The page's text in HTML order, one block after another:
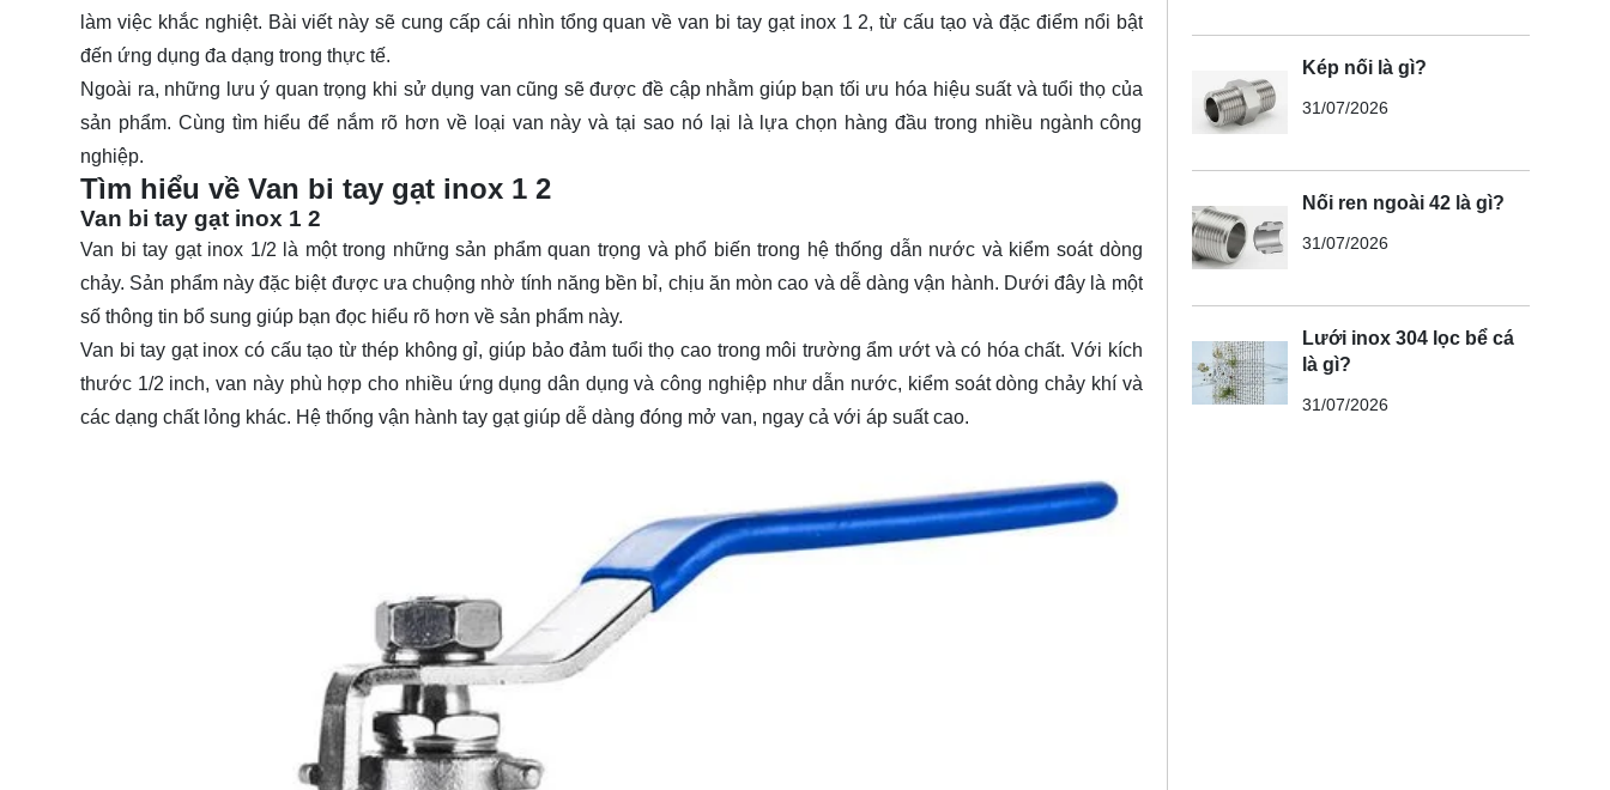
làm việc khắc nghiệt. Bài viết này sẽ cung cấp cái nhìn tổng quan về van bi tay gạt inox 1 2, từ cấu tạo và đặc điểm nổi bật
đến ứng dụng đa dạng trong thực tế.
Ngoài ra, những lưu ý quan trọng khi sử dụng van cũng sẽ được đề cập nhằm giúp bạn tối ưu hóa hiệu suất và tuổi thọ của
sản phẩm. Cùng tìm hiểu để nắm rõ hơn về loại van này và tại sao nó lại là lựa chọn hàng đầu trong nhiều ngành công
nghiệp.
Tìm hiểu về Van bi tay gạt inox 1 2
Van bi tay gạt inox 1 2
Van bi tay gạt inox 1/2 là một trong những sản phẩm quan trọng và phổ biến trong hệ thống dẫn nước và kiểm soát dòng
chảy. Sản phẩm này đặc biệt được ưa chuộng nhờ tính năng bền bỉ, chịu ăn mòn cao và dễ dàng vận hành. Dưới đây là một
số thông tin bổ sung giúp bạn đọc hiểu rõ hơn về sản phẩm này.
Van bi tay gạt inox có cấu tạo từ thép không gỉ, giúp bảo đảm tuổi thọ cao trong môi trường ẩm ướt và có hóa chất. Với kích
thước 1/2 inch, van này phù hợp cho nhiều ứng dụng dân dụng và công nghiệp như dẫn nước, kiểm soát dòng chảy khí và
các dạng chất lỏng khác. Hệ thống vận hành tay gạt giúp dễ dàng đóng mở van, ngay cả với áp suất cao.
Kép nối là gì?
31/07/2026
Nối ren ngoài 42 là gì?
31/07/2026
Lưới inox 304 lọc bể cá
là gì?
31/07/2026